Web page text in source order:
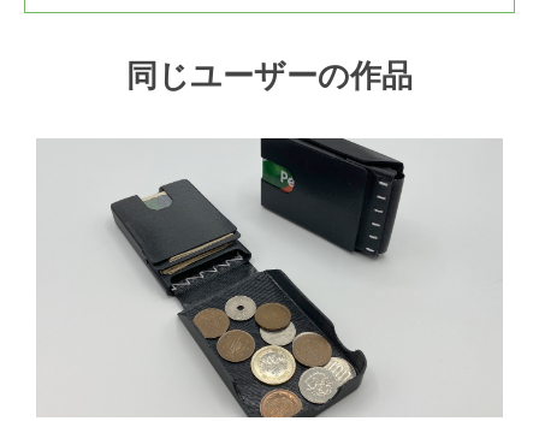
同じユーザーの作品